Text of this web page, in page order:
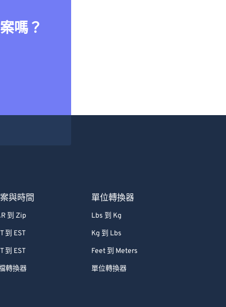
嗎？
與時間
到 Zip
到 EST
到 EST
轉換器
單位轉換器
Lbs 到 Kg
Kg 到 Lbs
Feet 到 Meters
單位轉換器